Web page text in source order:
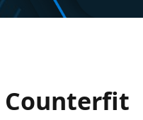
Counterfit